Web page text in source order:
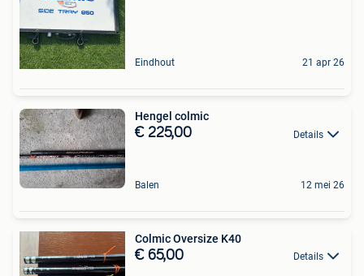
Eindhout 21 apr 26
Hengel colmic
€ 225,00 Details
Balen 12 mei 26
Colmic Oversize K40
€ 65,00 Details